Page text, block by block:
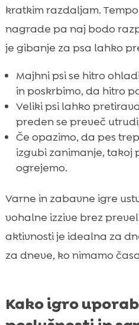
kratkim razdaljam.
nagrade pa naj bodo
je gibanje za psa lahko
Majhni psi se hitro
in poskrbimo, da hitro
Veliki psi lahko
preden se preveč
Če opazimo, da pes
izgubi zanimanje, takoj
ogrejemo.
Varne in zabavne igre
vohalne izzive brez
aktivnosti je idealna za
za dneve, ko nimamo
Kako igro